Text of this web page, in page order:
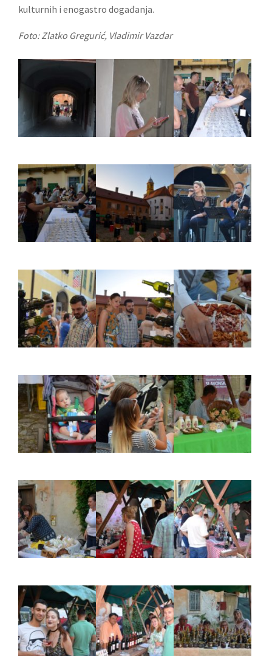
kulturnih i enogastro događanja.
Foto: Zlatko Gregurić, Vladimir Vazdar